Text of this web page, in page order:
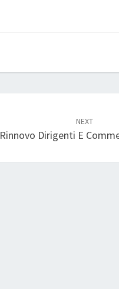
NEXT
Rinnovo Dirigenti E